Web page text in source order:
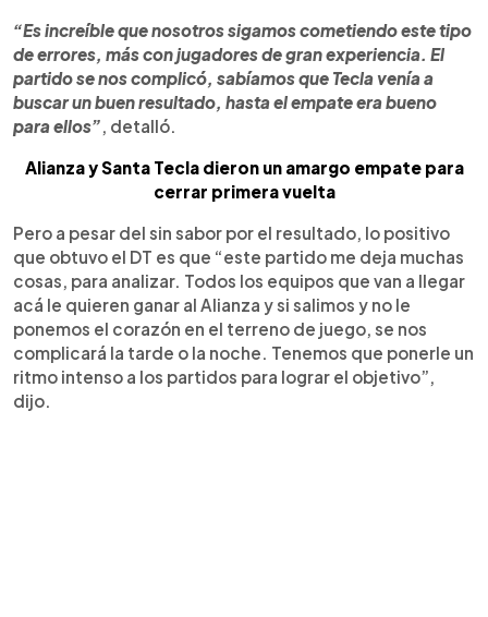
“Es increíble que nosotros sigamos cometiendo este tipo
de errores, más con jugadores de gran experiencia. El
partido se nos complicó, sabíamos que Tecla venía a
buscar un buen resultado, hasta el empate era bueno
para ellos”, detalló.
Alianza y Santa Tecla dieron un amargo empate para
cerrar primera vuelta
Pero a pesar del sin sabor por el resultado, lo positivo
que obtuvo el DT es que “este partido me deja muchas
cosas, para analizar. Todos los equipos que van a llegar
acá le quieren ganar al Alianza y si salimos y no le
ponemos el corazón en el terreno de juego, se nos
complicará la tarde o la noche. Tenemos que ponerle un
ritmo intenso a los partidos para lograr el objetivo”,
dijo.